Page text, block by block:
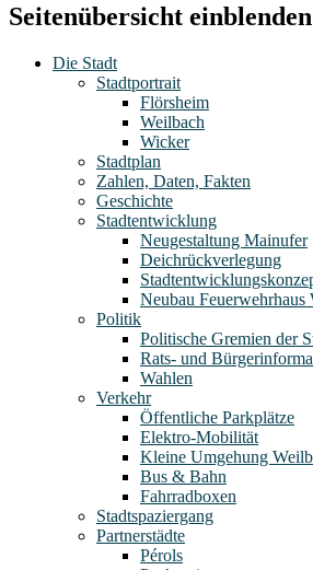
Seitenübersicht einblenden
Die Stadt
Stadtportrait
Flörsheim
Weilbach
Wicker
Stadtplan
Zahlen, Daten, Fakten
Geschichte
Stadtentwicklung
Neugestaltung Mainufer
Deichrückverlegung
Neubau Feuerwehrhaus
Politik
Politische Gremien der
Rats- und
Wahlen
Verkehr
Öffentliche Parkplätze
Elektro-Mobilität
Kleine Umgehung
Bus & Bahn
Fahrradboxen
Stadtspaziergang
Partnerstädte
Pérols